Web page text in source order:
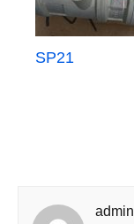
SP21
admin